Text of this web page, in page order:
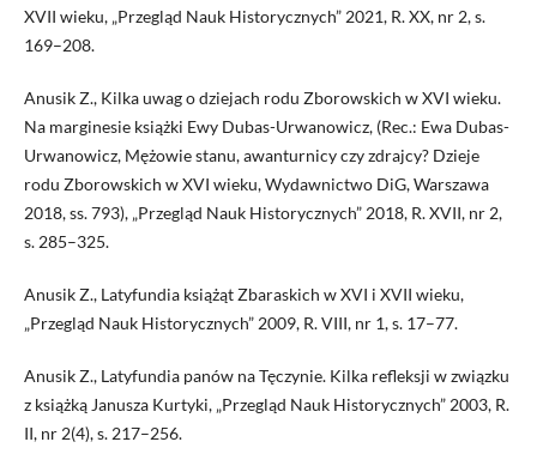
XVII wieku, „Przegląd Nauk Historycznych” 2021, R. XX, nr 2, s.
169–208.
Anusik Z., Kilka uwag o dziejach rodu Zborowskich w XVI wieku.
Na marginesie książki Ewy Dubas-Urwanowicz, (Rec.: Ewa Dubas-
Urwanowicz, Mężowie stanu, awanturnicy czy zdrajcy? Dzieje
rodu Zborowskich w XVI wieku, Wydawnictwo DiG, Warszawa
2018, ss. 793), „Przegląd Nauk Historycznych” 2018, R. XVII, nr 2,
s. 285–325.
Anusik Z., Latyfundia książąt Zbaraskich w XVI i XVII wieku,
„Przegląd Nauk Historycznych” 2009, R. VIII, nr 1, s. 17–77.
Anusik Z., Latyfundia panów na Tęczynie. Kilka refleksji w związku
z książką Janusza Kurtyki, „Przegląd Nauk Historycznych” 2003, R.
II, nr 2(4), s. 217–256.